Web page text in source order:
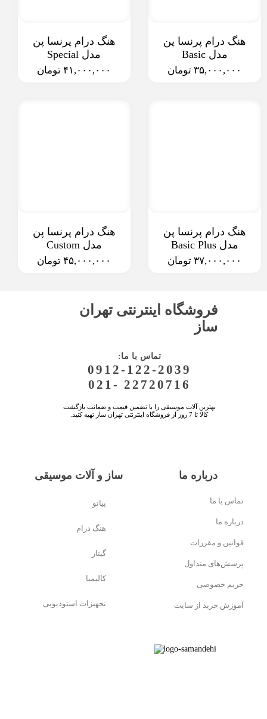
هنگ درام پرنسا پن
مدل Basic
۳۵,۰۰۰,۰۰۰ تومان
هنگ درام پرنسا پن
مدل Special
۴۱,۰۰۰,۰۰۰ تومان
هنگ درام پرنسا پن
مدل Basic Plus
۳۷,۰۰۰,۰۰۰ تومان
هنگ درام پرنسا پن
مدل Custom
۴۵,۰۰۰,۰۰۰ تومان
فروشگاه اینترنتی تهران
ساز
:تماس با ما
0912-122-2039
021- 22720716
بهترین آلات موسیقی را با تضمین قیمت و ضمانت بازگشت
کالا تا 7 روز از فروشگاه اینترنتی تهران ساز تهیه کنید.
تماس با ما
درباره ما
قوانین و مقررات
پرسش‌های متداول
حریم خصوصی
آموزش خرید از سایت
درباره ما ساز و آلات موسیقی
پیانو
هنگ درام
گیتار
کالیمبا
تجهیزات استودیویی